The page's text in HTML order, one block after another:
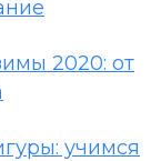
2020: от
учимся